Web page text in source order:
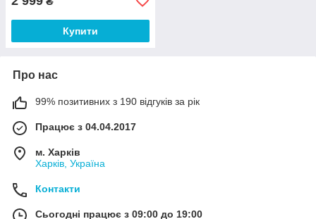
Купити
Про нас
99% позитивних з 190 відгуків за рік
Працює з 04.04.2017
м. Харків
Харків, Україна
Контакти
Сьогодні працює з 09:00 до 19:00